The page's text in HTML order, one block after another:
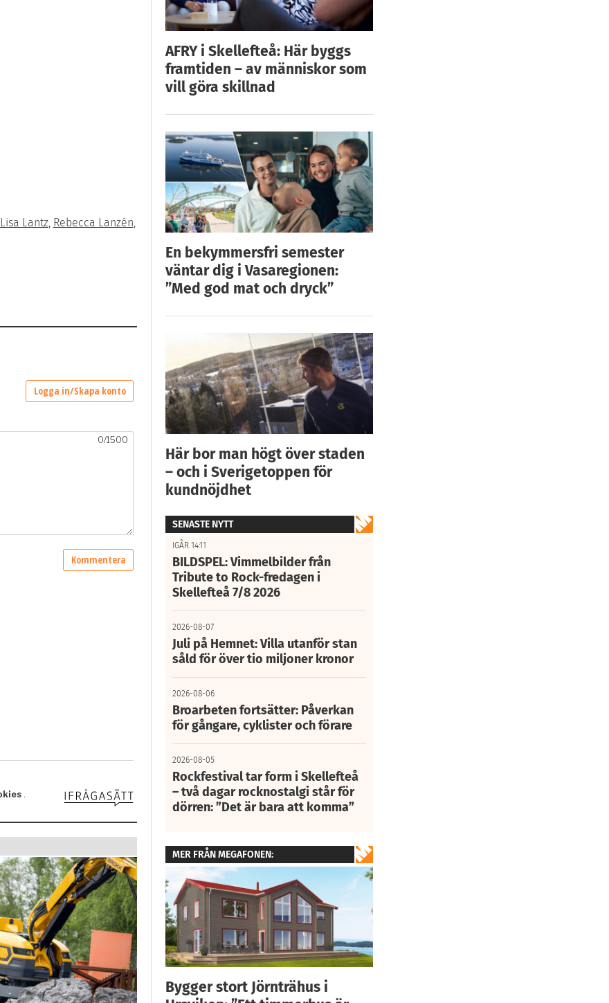
Lisa Lantz, Rebecca Lanzén,
AFRY i Skellefteå: Här byggs
framtiden – av människor som
vill göra skillnad
En bekymmersfri semester
väntar dig i Vasaregionen:
”Med god mat och dryck”
Här bor man högt över staden
– och i Sverigetoppen för
kundnöjdhet
SENASTE NYTT
IGÅR 14:11
BILDSPEL: Vimmelbilder från
Tribute to Rock-fredagen i
Skellefteå 7/8 2026
2026-08-07
Juli på Hemnet: Villa utanför stan
såld för över tio miljoner kronor
2026-08-06
Broarbeten fortsätter: Påverkan
för gångare, cyklister och förare
2026-08-05
Rockfestival tar form i Skellefteå
– två dagar rocknostalgi står för
dörren: ”Det är bara att komma”
MER FRÅN MEGAFONEN:
Bygger stort Jörnträhus i